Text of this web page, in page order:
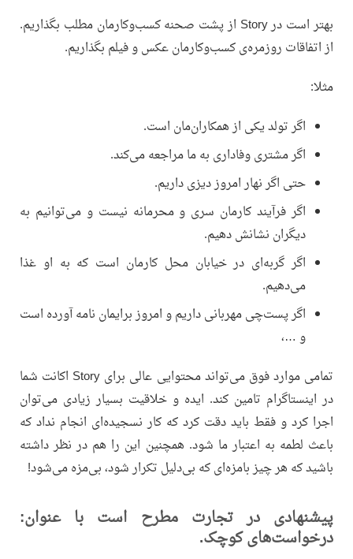
بهتر است در Story از پشت صحنه کسب‌وکارمان مطلب بگذاریم.
از اتفاقات روزمره‌ی کسب‌وکارمان عکس و فیلم بگذاریم.
مثلا:
اگر تولد یکی از همکاران‌مان است.
اگر مشتری وفاداری به ما مراجعه می‌کند.
حتی اگر نهار امروز دیزی داریم.
اگر فرآیند کارمان سری و محرمانه نیست و می‌توانیم به
دیگران نشانش دهیم.
اگر گربه‌ای در خیابان محل کارمان است که به او غذا
می‌دهیم.
اگر پست‌چی مهربانی داریم و امروز برایمان نامه آورده است
و …،
تمامی موارد فوق می‌تواند محتوایی عالی برای Story اکانت شما
در اینستاگرام تامین کند. ایده و خلاقیت بسیار زیادی می‌توان
اجرا کرد و فقط باید دقت کرد که کار نسجیده‌ای انجام نداد که
باعث لطمه به اعتبار ما شود. همچنین این را هم در نظر داشته
باشید که هر چیز بامزه‌ای که بی‌دلیل تکرار شود، بی‌مزه می‌شود!
پیشنهادی در تجارت مطرح است با عنوان:
درخواست‌های کوچک.